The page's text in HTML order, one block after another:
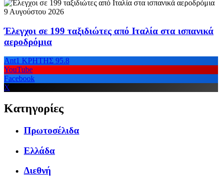
9 Αυγούστου 2026
Έλεγχοι σε 199 ταξιδιώτες από Ιταλία στα ισπανικά
αεροδρόμια
Ant1 ΚΡΗΤΗΣ 95.8
YouTube
Facebook
X
Κατηγορίες
Πρωτοσέλιδα
Ελλάδα
Διεθνή